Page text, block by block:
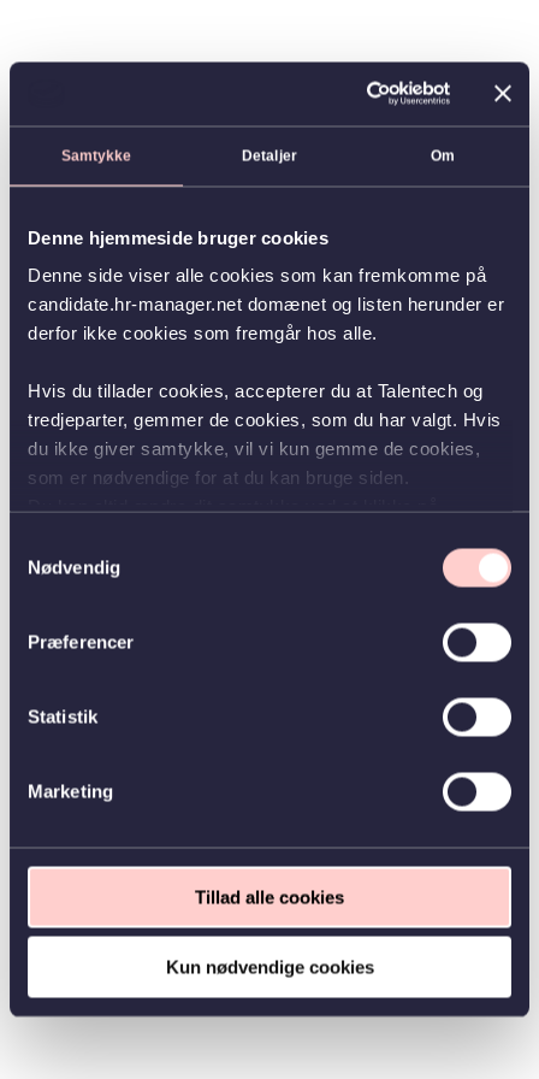
Samtykke Detaljer Om
Denne hjemmeside bruger cookies
Denne side viser alle cookies som kan fremkomme på
candidate.hr-manager.net domænet og listen herunder er
derfor ikke cookies som fremgår hos alle.
Hvis du tillader cookies, accepterer du at Talentech og
tredjeparter, gemmer de cookies, som du har valgt. Hvis
du ikke giver samtykke, vil vi kun gemme de cookies,
som er nødvendige for at du kan bruge siden.
Nødvendig
Præferencer
Statistik
Marketing
Tillad alle cookies
Kun nødvendige cookies